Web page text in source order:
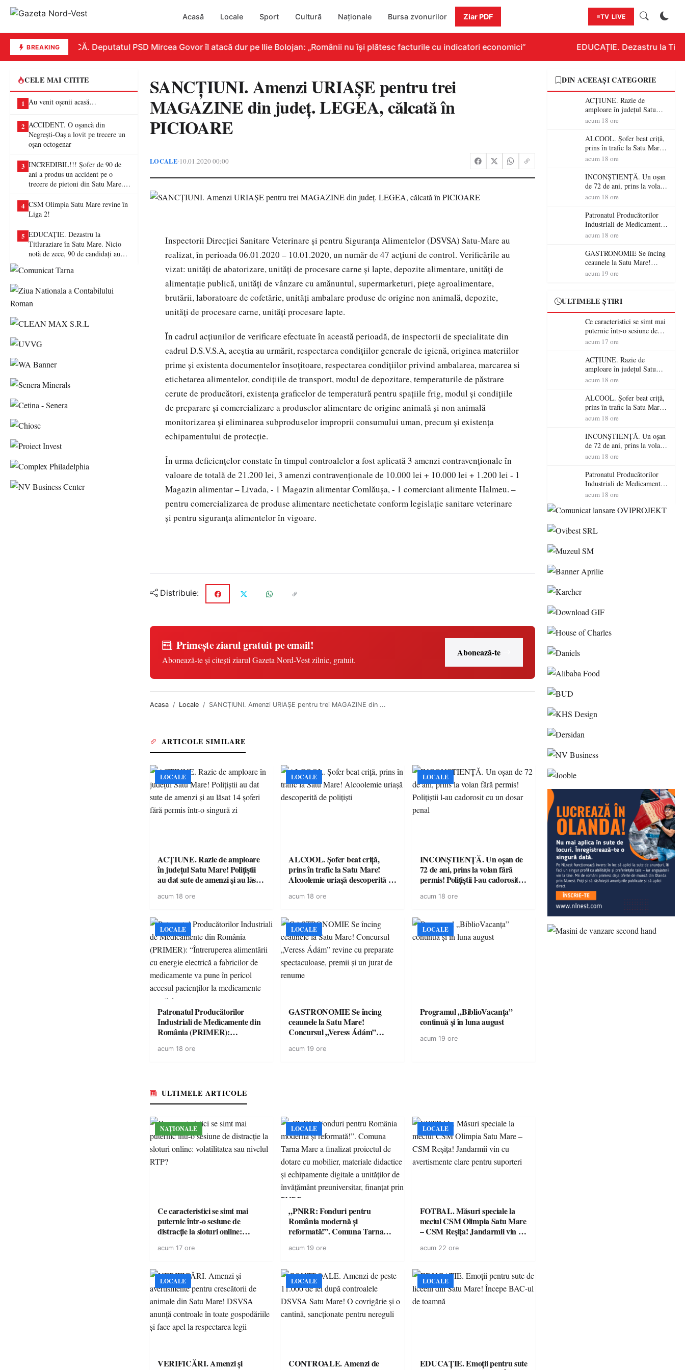
Acasă Locale Sport Cultură Naționale Bursa zvonurilor Ziar PDF TV LIVE
BREAKINGREPLICĂ. Deputatul PSD Mircea Govor îl atacă dur pe Ilie Bolojan: „Românii nu își plătesc facturile cu indicatori economici” EDUCAȚIE. Dezastru la
CELE MAI CITITE
1 Au venit oșenii acasă…
2 ACCIDENT. O oșancă din
Negrești-Oaș a lovit pe trecere un
oșan octogenar
3 INCREDIBIL!!! Șofer de 90 de
ani a produs un accident pe o
trecere de pietoni din Satu Mare. O
4 CSM Olimpia Satu Mare revine în
Liga 2!
5 EDUCAȚIE. Dezastru la
Titluraziare în Satu Mare. Nicio
notă de zece, 90 de candidați au
SANCȚIUNI. Amenzi URIAȘE pentru trei
MAGAZINE din județ. LEGEA, călcată în
PICIOARE
LOCALE•10.01.2020 00:00
Inspectorii Direcției Sanitare Veterinare și pentru Siguranța Alimentelor (DSVSA) Satu-Mare au
realizat, în perioada 06.01.2020 – 10.01.2020, un număr de 47 acțiuni de control. Verificările au
vizat: unități de abatorizare, unități de procesare carne și lapte, depozite alimentare, unități de
alimentație publică, unități de vânzare cu amănuntul, supermarketuri, piețe agroalimentare,
brutării, laboratoare de cofetărie, unități ambalare produse de origine non animală, depozite,
unități de procesare carne, unități procesare lapte.
În cadrul acțiunilor de verificare efectuate în această perioadă, de inspectorii de specialitate din
cadrul D.S.V.S.A, aceștia au urmărit, respectarea condițiilor generale de igienă, originea materiilor
prime și existenta documentelor însoțitoare, respectarea condițiilor privind ambalarea, marcarea si
etichetarea alimentelor, condițiile de transport, modul de depozitare, temperaturile de păstrare
cerute de producători, existența graficelor de temperatură pentru spațiile frig, modul și condițiile
de preparare și comercializare a produselor alimentare de origine animală și non animală
monitorizarea și eliminarea subproduselor improprii consumului uman, precum și existența
echipamentului de protecție.
În urma deficiențelor constate în timpul controalelor a fost aplicată 3 amenzi contravenționale în
valoare de totală de 21.200 lei, 3 amenzi contravenționale de 10.000 lei + 10.000 lei + 1.200 lei - 1
Magazin alimentar – Livada, - 1 Magazin alimentar Comlăușa, - 1 comerciant alimente Halmeu. –
pentru comercializarea de produse alimentare neetichetate conform legislație sanitare veterinare
și pentru siguranța alimentelor în vigoare.
Distribuie:
Primește ziarul gratuit pe email!
Abonează-te și citești ziarul Gazeta Nord-Vest zilnic, gratuit.
Abonează-te
Acasa Locale SANCȚIUNI. Amenzi URIAȘE pentru trei MAGAZINE din ...
ARTICOLE SIMILARE
LOCALE
ACȚIUNE. Razie de amploare
în județul Satu Mare! Polițiștii
au dat sute de amenzi și au lăsat
singură zi
acum 18 ore
LOCALE
ALCOOL. Șofer beat criță,
prins în trafic la Satu Mare!
Alcoolemie uriașă descoperită de
acum 18 ore
LOCALE
INCONȘTIENȚĂ. Un oșan de
72 de ani, prins la volan fără
permis! Polițiștii l-au cadorosit
acum 18 ore
LOCALE
Patronatul Producătorilor
Industriali de Medicamente din
România (PRIMER):
energie electrică a fabricilor de
acum 18 ore
LOCALE
GASTRONOMIE Se încing
ceaunele la Satu Mare!
Concursul „Veress Ádám”
spectaculoase, premii și un jurat
acum 19 ore
LOCALE
Programul „BiblioVacanța”
continuă și în luna august
acum 19 ore
ULTIMELE ARTICOLE
NAȚIONALE
Ce caracteristici se simt mai
puternic într-o sesiune de
distracție la sloturi online:
acum 17 ore
LOCALE
„PNRR: Fonduri pentru
România modernă și
reformată!”. Comuna Tarna
dotare cu mobilier, materiale
a unităților de învățământ
preuniversitar, finanțat prin
PNRR
acum 19 ore
LOCALE
FOTBAL. Măsuri speciale la
meciul CSM Olimpia Satu Mare
– CSM Reșița! Jandarmii vin cu
suporteri
acum 22 ore
LOCALE
VERIFICĂRI. Amenzi și
LOCALE
CONTROALE. Amenzi de
LOCALE
EDUCAȚIE. Emoții pentru sute
DIN ACEEAȘI CATEGORIE
ACȚIUNE. Razie de
amploare în județul Satu
Mare! Polițiștii au dat sute
șoferi fără permis într-o
singură zi
acum 18 ore
ALCOOL. Șofer beat criță,
prins în trafic la Satu Mare!
Alcoolemie uriașă
acum 18 ore
INCONȘTIENȚĂ. Un oșan
de 72 de ani, prins la volan
fără permis! Polițiștii l-au
acum 18 ore
Patronatul Producătorilor
Industriali de Medicamente
din România (PRIMER):
energie electrică a fabricilor
de medicamente va pune în
pericol accesul pacienților la
medicamente esențiale
acum 18 ore
GASTRONOMIE Se încing
ceaunele la Satu Mare!
Concursul „Veress Ádám”
jurat de renume
acum 19 ore
ULTIMELE ȘTIRI
Ce caracteristici se simt mai
puternic într-o sesiune de
distracție la sloturi online:
RTP?
acum 17 ore
ACȚIUNE. Razie de
amploare în județul Satu
Mare! Polițiștii au dat sute
șoferi fără permis într-o
singură zi
acum 18 ore
ALCOOL. Șofer beat criță,
prins în trafic la Satu Mare!
Alcoolemie uriașă
acum 18 ore
INCONȘTIENȚĂ. Un oșan
de 72 de ani, prins la volan
fără permis! Polițiștii l-au
acum 18 ore
Patronatul Producătorilor
Industriali de Medicamente
din România (PRIMER):
energie electrică a fabricilor
pericol accesul pacienților la
acum 18 ore